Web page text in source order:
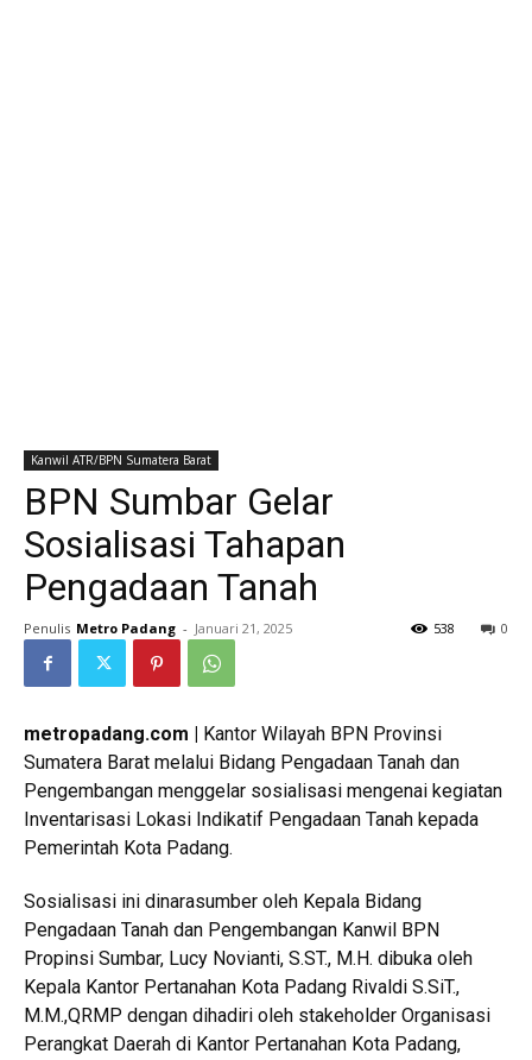
Kanwil ATR/BPN Sumatera Barat
BPN Sumbar Gelar
Sosialisasi Tahapan
Pengadaan Tanah
Penulis Metro Padang - Januari 21, 2025 0
538
metropadang.com |
Kantor Wilayah BPN Provinsi
Sumatera Barat melalui Bidang Pengadaan Tanah dan
Pengembangan menggelar sosialisasi mengenai kegiatan
Inventarisasi Lokasi Indikatif Pengadaan Tanah kepada
Pemerintah Kota Padang.
Sosialisasi ini dinarasumber oleh Kepala Bidang
Pengadaan Tanah dan Pengembangan Kanwil BPN
Propinsi Sumbar, Lucy Novianti, S.ST., M.H. dibuka oleh
Kepala Kantor Pertanahan Kota Padang Rivaldi S.SiT.,
M.M.,QRMP dengan dihadiri oleh stakeholder Organisasi
Perangkat Daerah di Kantor Pertanahan Kota Padang,